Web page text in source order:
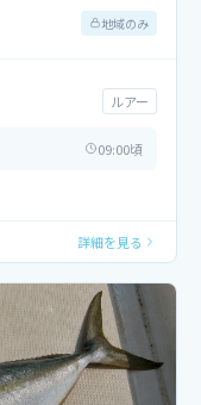
地域のみ
ルアー
09:00頃
詳細を見る